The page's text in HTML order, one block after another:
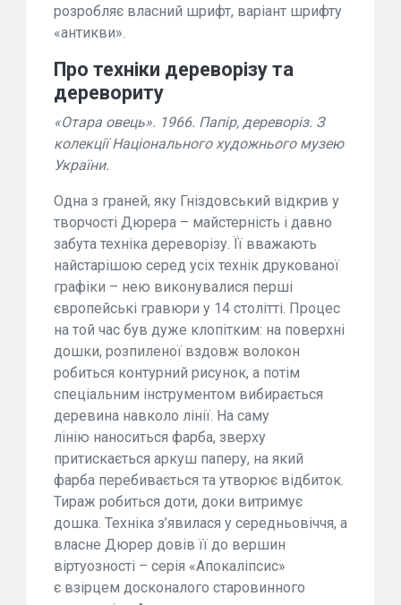
розробляє власний шрифт, варіант шрифту
«антикви».
Про техніки дереворізу та
деревориту
«Отара овець». 1966. Папір, дереворіз. З
колекції Національного художнього музею
України.
Одна з граней, яку Гніздовський відкрив у
творчості Дюрера – майстерність і давно
забута техніка дереворізу. Її вважають
найстарішою серед усіх технік друкованої
графіки – нею виконувалися перші
європейські гравюри у 14 столітті. Процес
на той час був дуже клопітким: на поверхні
дошки, розпиленої вздовж волокон
робиться контурний рисунок, а потім
спеціальним інструментом вибирається
деревина навколо лінії. На саму
лінію наноситься фарба, зверху
притискається аркуш паперу, на який
фарба перебивається та утворює відбиток.
Тираж робиться доти, доки витримує
дошка. Техніка з’явилася у середньовіччя, а
власне Дюрер довів її до вершин
віртуозності – серія «Апокаліпсис»
є взірцем досконалого старовинного